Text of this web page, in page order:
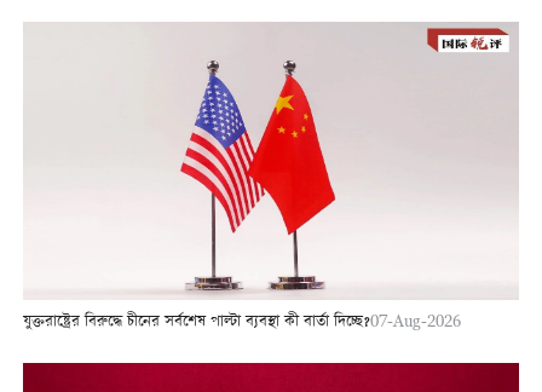
যুক্তরাষ্ট্রের বিরুদ্ধে চীনের সর্বশেষ পাল্টা ব্যবস্থা কী বার্তা দিচ্ছে?07-Aug-2026